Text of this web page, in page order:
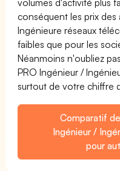
conséquent les prix des
Ingénieure réseaux
faibles que pour les
Néanmoins n'oubliez
PRO Ingénieur /
surtout de votre chiffre
Comparatif
Ingénieur /
pour